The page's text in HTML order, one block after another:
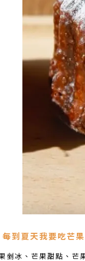
每到夏天我要吃芒果
剉冰、芒果甜點、芒